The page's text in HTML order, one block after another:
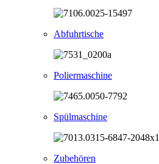
Abfuhrtische
Poliermaschine
Spülmaschine
Zubehören